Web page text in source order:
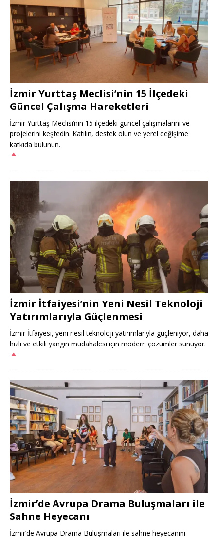
İzmir Yurttaş Meclisi’nin 15 İlçedeki
Güncel Çalışma Hareketleri
İzmir Yurttaş Meclisi’nin 15 ilçedeki güncel çalışmalarını ve
projelerini keşfedin. Katılın, destek olun ve yerel değişime
katkıda bulunun.
İzmir İtfaiyesi’nin Yeni Nesil Teknoloji
Yatırımlarıyla Güçlenmesi
İzmir İtfaiyesi, yeni nesil teknoloji yatırımlarıyla güçleniyor, daha
hızlı ve etkili yangın müdahalesi için modern çözümler sunuyor.
İzmir’de Avrupa Drama Buluşmaları ile
Sahne Heyecanı
İzmir’de Avrupa Drama Buluşmaları ile sahne heyecanını